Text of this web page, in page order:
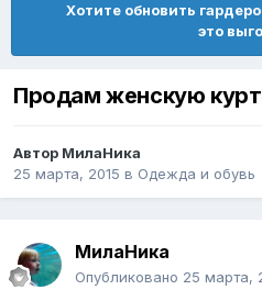
Хотите обновить
это
Продам женскую
Автор МилаНика
25 марта, 2015 в Одежда и обувь
МилаНика
Опубликовано 25 марта,